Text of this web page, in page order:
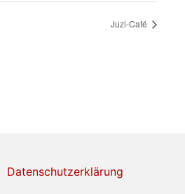
Juzi-Café
Datenschutzerklärung